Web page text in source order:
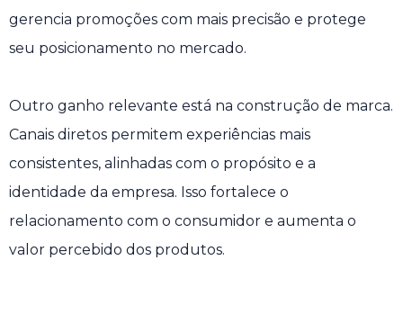
gerencia promoções com mais precisão e protege
seu posicionamento no mercado.
Outro ganho relevante está na construção de marca.
Canais diretos permitem experiências mais
consistentes, alinhadas com o propósito e a
identidade da empresa. Isso fortalece o
relacionamento com o consumidor e aumenta o
valor percebido dos produtos.